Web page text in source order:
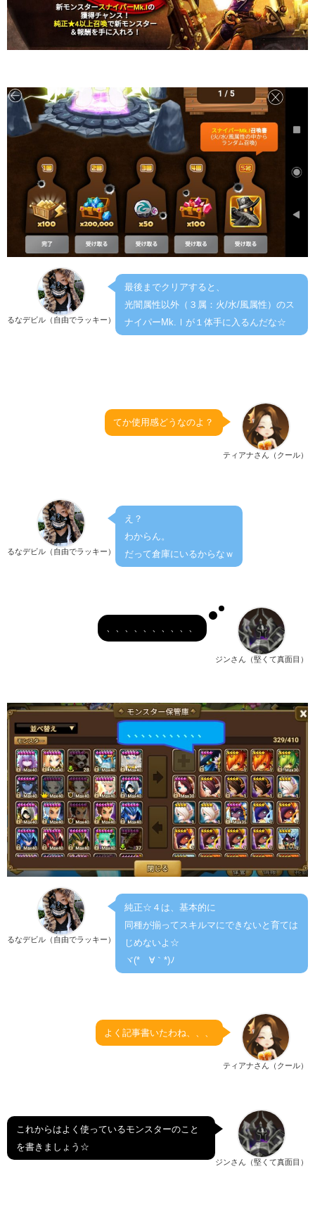
るなデビル（自由でラッキー）
最後までクリアすると、
光闇属性以外（３属：火/水/風属性）のス
ナイパーMk.Ⅰが１体手に入るんだな☆
ティアナさん（クール）
てか使用感どうなのよ？
るなデビル（自由でラッキー）
え？
わからん。
だって倉庫にいるからなｗ
ジンさん（堅くて真面目）
るなデビル（自由でラッキー）
純正☆４は、基本的に
同種が揃ってスキルマにできないと育ては
じめないよ☆
ヾ(*´∀｀*)ﾉ
ティアナさん（クール）
よく記事書いたわね、、、
ジンさん（堅くて真面目）
これからはよく使っているモンスターのこと
を書きましょう☆